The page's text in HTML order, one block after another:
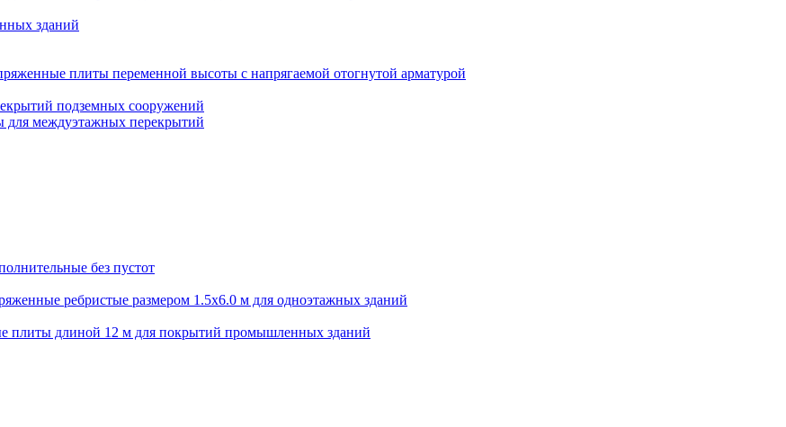
зданий
плиты переменной высоты с напрягаемой отогнутой арматурой
подземных сооружений
для междуэтажных перекрытий
без пустот
ребристые размером 1.5х6.0 м для одноэтажных зданий
плиты длиной 12 м для покрытий промышленных зданий